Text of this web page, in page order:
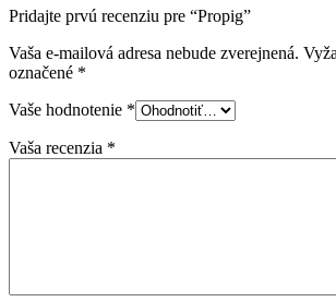
Pridajte prvú recenziu pre “Propig”
Vaša e-mailová adresa nebude zverejnená.
označené *
Vaše hodnotenie *
Vaša recenzia *